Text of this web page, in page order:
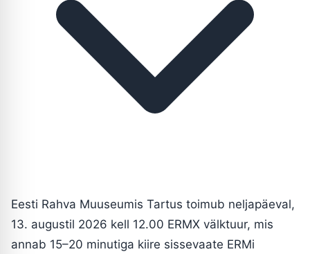
Eesti Rahva Muuseumis Tartus toimub neljapäeval,
13. augustil 2026 kell 12.00 ERMX välktuur, mis
annab 15–20 minutiga kiire sissevaate ERMi